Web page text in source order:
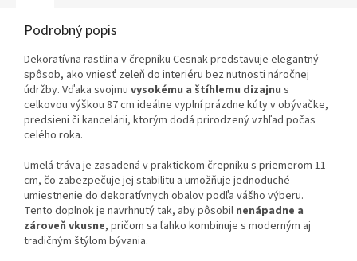
Podrobný popis
Dekoratívna rastlina v črepníku Cesnak predstavuje elegantný
spôsob, ako vniesť zeleň do interiéru bez nutnosti náročnej
údržby. Vďaka svojmu vysokému a štíhlemu dizajnu s
celkovou výškou 87 cm ideálne vyplní prázdne kúty v obývačke,
predsieni či kancelárii, ktorým dodá prirodzený vzhľad počas
celého roka.
Umelá tráva je zasadená v praktickom črepníku s priemerom 11
cm, čo zabezpečuje jej stabilitu a umožňuje jednoduché
umiestnenie do dekoratívnych obalov podľa vášho výberu.
Tento doplnok je navrhnutý tak, aby pôsobil nenápadne a
zároveň vkusne, pričom sa ľahko kombinuje s moderným aj
tradičným štýlom bývania.